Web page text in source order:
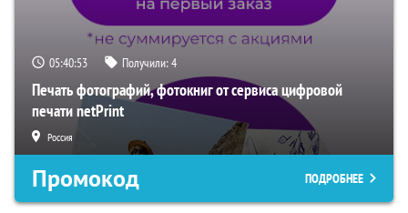
05:40:52 Получили:4
Печать фотографий, фотокниг от сервиса цифровой
печати netPrint
Россия
Промокод ПОДРОБНЕЕ